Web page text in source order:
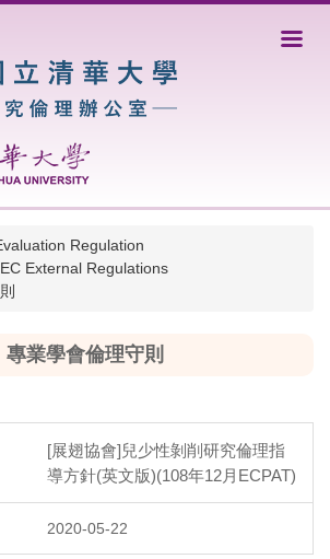
Regulation
External Regulations
專業學會倫理守則
[展翅協會]兒少性剝削研究倫理指
導方針(英文版)(108年12月ECPAT)
2020-05-22